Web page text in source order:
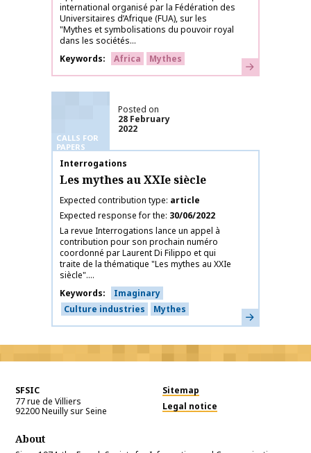
international organisé par la Fédération des
Universitaires d’Afrique (FUA), sur les
"Mythes et symbolisations du pouvoir royal
dans les sociétés...
Keywords
Africa Mythes Learn more
CALLS FOR
PAPERS
Posted on
28 February
2022
Publication name
Interrogations
Les mythes au XXIe siècle
Expected contribution type article
Expected response for the 30/06/2022
La revue Interrogations lance un appel à
contribution pour son prochain numéro
coordonné par Laurent Di Filippo et qui
traite de la thématique "Les mythes au XXIe
siècle"....
Keywords
Imaginary
Culture industries
Mythes Learn more
SFSIC
77 rue de Villiers
92200Neuilly sur Seine
Sitemap
Legal notice
About